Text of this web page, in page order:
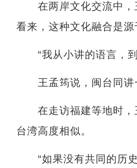
在两岸文化交流中，
看来，这种文化融合是源
“我从小讲的语言，到
王孟筠说，闽台同讲
在走访福建等地时，
台湾高度相似。
“如果没有共同的历史